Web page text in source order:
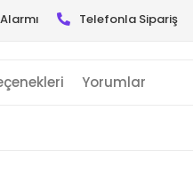
Telefonla Sipariş
Yorumlar